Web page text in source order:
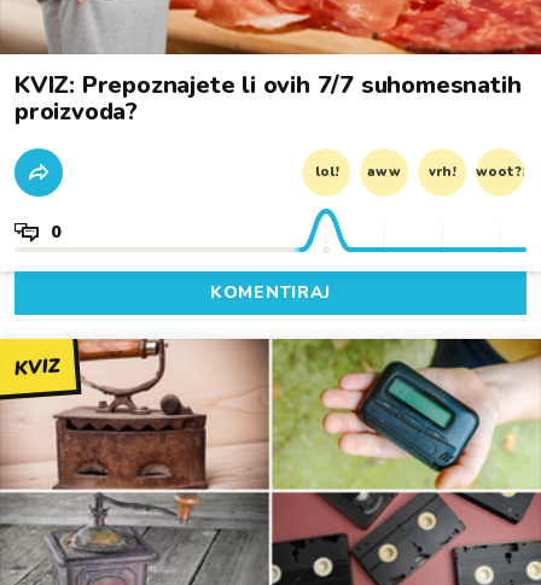
KVIZ: Prepoznajete li ovih 7/7 suhomesnatih
proizvoda?
lol! aww vrh! woot?!
0
KOMENTIRAJ
KVIZ